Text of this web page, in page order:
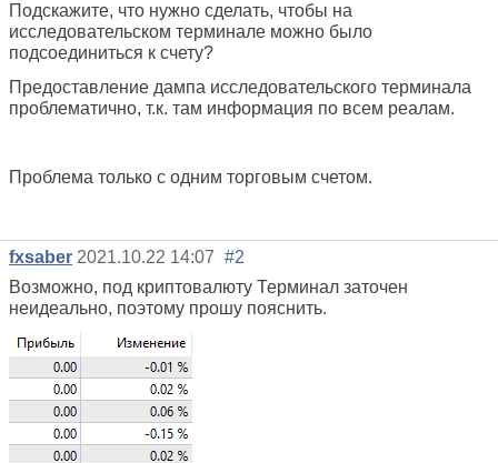
Подскажите, что нужно сделать, чтобы на
исследовательском терминале можно было
подсоединиться к счету?
Предоставление дампа исследовательского терминала
проблематично, т.к. там информация по всем реалам.
Проблема только с одним торговым счетом.
fxsaber 2021.10.22 14:07 #2
Возможно, под криптовалюту Терминал заточен
неидеально, поэтому прошу пояснить.